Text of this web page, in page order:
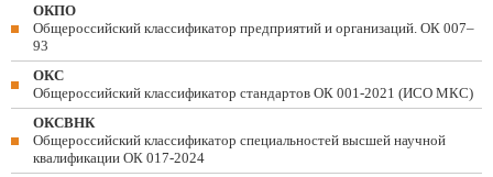
ОКПО
Общероссийский классификатор предприятий и организаций. ОК 007–
93
ОКС
Общероссийский классификатор стандартов ОК 001-2021 (ИСО МКС)
ОКСВНК
Общероссийский классификатор специальностей высшей научной
квалификации ОК 017-2024